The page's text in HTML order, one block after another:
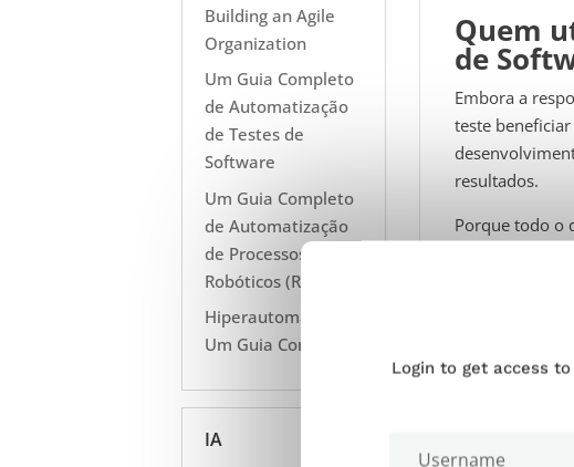
Quem
de
Embora a
teste
resultados.
Porque todo o
Building an Agile
Organization
Um Guia Completo
de Automatização
de Testes de
Software
Um Guia Completo
de Automatização
de Processos
Robóticos (RPA)
Hiperautomação -
Um Guia Completo
IA
Login to get access